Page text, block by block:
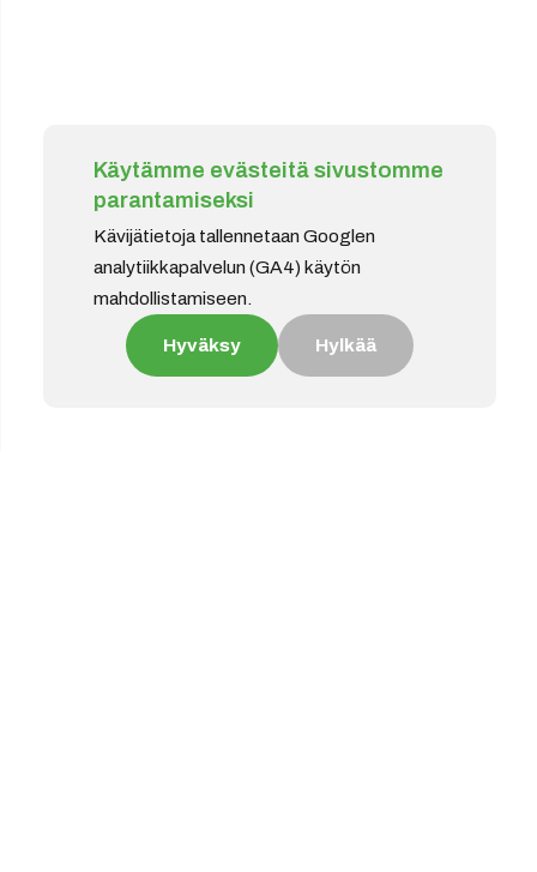
Käytämme evästeitä sivustomme
parantamiseksi
Kävijätietoja tallennetaan Googlen
analytiikkapalvelun (GA4) käytön
mahdollistamiseen.
Hyväksy Hylkää